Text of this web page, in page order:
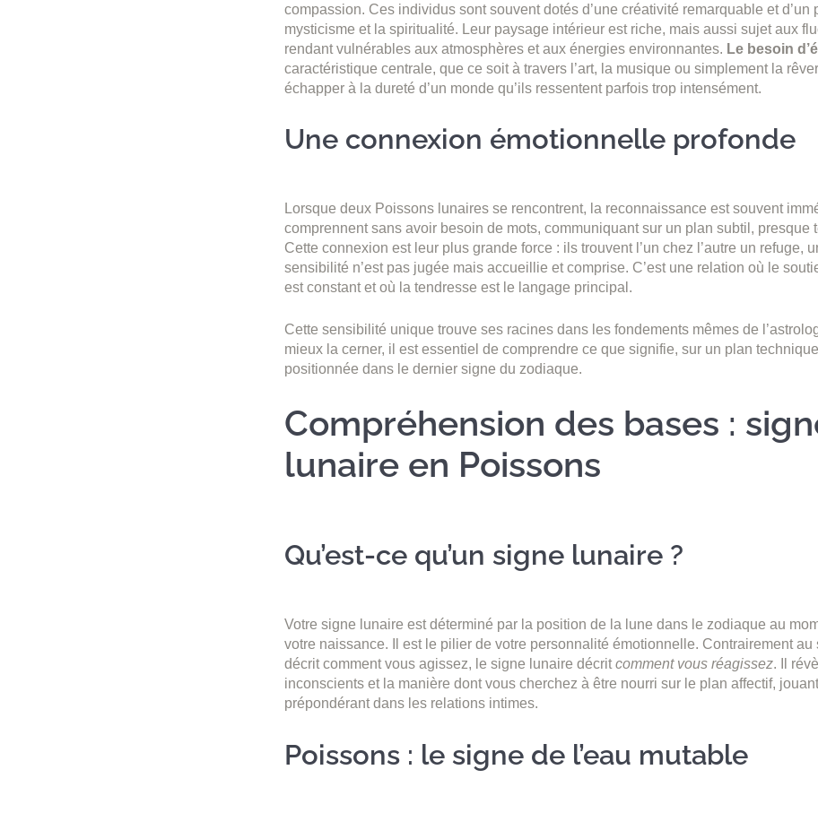
compassion. Ces individus sont souvent dotés d’une créativité remarquable et d’un
mysticisme et la spiritualité. Leur paysage intérieur est riche, mais aussi sujet aux
rendant vulnérables aux atmosphères et aux énergies environnantes. Le besoin
caractéristique centrale, que ce soit à travers l’art, la musique ou simplement la
échapper à la dureté d’un monde qu’ils ressentent parfois trop intensément.
Une connexion émotionnelle profonde
Lorsque deux Poissons lunaires se rencontrent, la reconnaissance est souvent
comprennent sans avoir besoin de mots, communiquant sur un plan subtil, presque
Cette connexion est leur plus grande force : ils trouvent l’un chez l’autre un refuge,
sensibilité n’est pas jugée mais accueillie et comprise. C’est une relation où le
est constant et où la tendresse est le langage principal.
Cette sensibilité unique trouve ses racines dans les fondements mêmes de
mieux la cerner, il est essentiel de comprendre ce que signifie, sur un plan
positionnée dans le dernier signe du zodiaque.
Compréhension des bases :
lunaire en Poissons
Qu’est-ce qu’un signe lunaire ?
Votre signe lunaire est déterminé par la position de la lune dans le zodiaque au
votre naissance. Il est le pilier de votre personnalité émotionnelle. Contrairement au
décrit comment vous agissez, le signe lunaire décrit comment vous réagissez. Il
inconscients et la manière dont vous cherchez à être nourri sur le plan affectif,
prépondérant dans les relations intimes.
Poissons : le signe de l’eau mutable